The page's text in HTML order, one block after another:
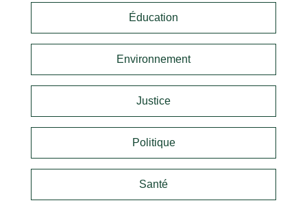
Éducation
Environnement
Justice
Politique
Santé